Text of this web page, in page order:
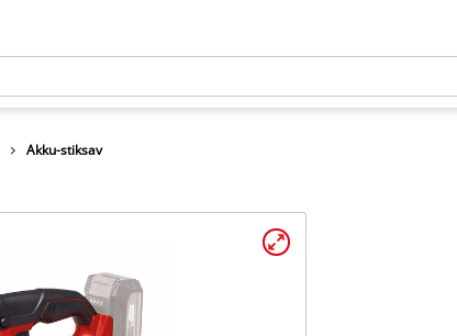
Akku-stiksav